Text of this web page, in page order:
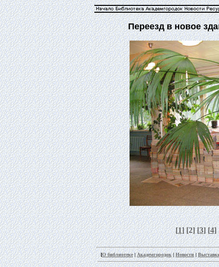
Переезд в новое
[1] [2] [3] [4]
[О библиотеке|Академгородок|Новости|